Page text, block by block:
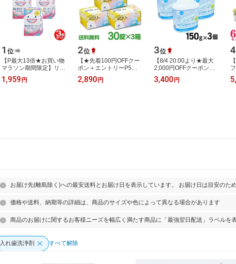
1 位
【P最大13倍★お買い物
マラソン期間限定】リテ
ーナー 洗浄剤 矯正用リ
テーナー・マウスピース
1,959 円
2位
【★先着100円OFFクー
ポン＋エントリーP5倍
8/4 20:00-8/11 1:59】入
れ歯洗浄剤 義歯洗浄剤
2,890 円
3位
【8/4 20:00より★最大
2,000円OFFクーポン】
リテーナーシャイン
150g × 3個 矯正用リテ
3,400 円
4
お届け先(離島除く)への最安送料とお届け日を表示しています。 お届け日は目安のた
価格や送料、納期等の詳細は、商品のサイズや色によって異なる場合があります
商品のお届けに関するお客様ニーズを幅広く満たす商品に「最強翌日配送」ラベルを
入れ歯洗浄剤 すべて解除